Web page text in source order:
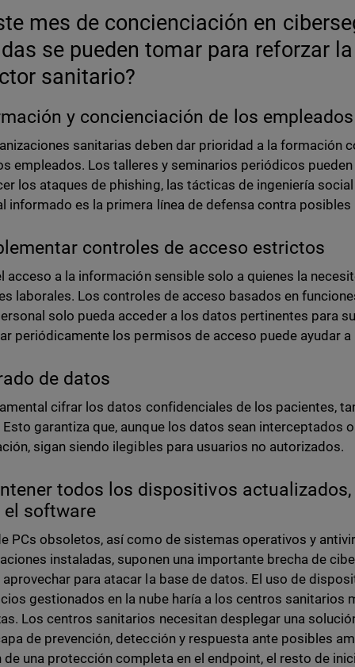
mes de concienciación en
se pueden tomar para reforzar
sanitario?
y concienciación de los empleados
sanitarias deben dar prioridad a la formación
empleados. Los talleres y seminarios periódicos pueden
los ataques de phishing, las tácticas de ingeniería
informado es la primera línea de defensa contra
controles de acceso estrictos
acceso a la información sensible solo a quienes la
laborales. Los controles de acceso basados en
solo pueda acceder a los datos pertinentes para
periódicamente los permisos de acceso puede ayudar
de datos
cifrar los datos confidenciales de los pacientes,
garantiza que, aunque los datos sean interceptados
sigan siendo ilegibles para usuarios no autorizados.
todos los dispositivos
el software
PCs obsoletos, así como de sistemas operativos y
instaladas, suponen una importante brecha de
para atacar la base de datos. El uso de
gestionados en la nube haría a los centros sanitarios
Los centros sanitarios necesitan desplegar una
de prevención, detección y respuesta ante posibles
de una protección completa en el endpoint, el resto de